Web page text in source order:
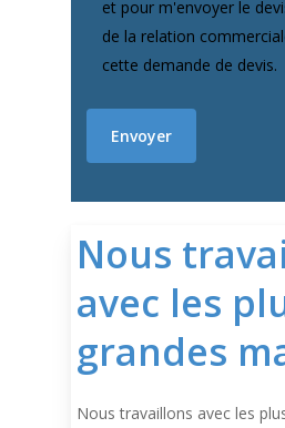
et pour m'envoyer le
de la relation
cette demande de devis.
Nous
avec les
grandes
Nous travaillons avec les